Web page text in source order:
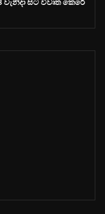
වැනිදා සිට විවෘත කෙරේ